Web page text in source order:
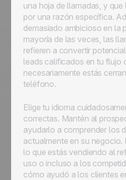
una hoja de llamadas, y
por una razón específica.
demasiado ambicioso en la
mayoría de las veces, las
refieren a convertir
leads calificados en tu flujo
necesariamente estás
teléfono.
Elige tu idioma
correctas. Mantén al
ayudarlo a comprender los
actualmente en su
lo que estás vendiendo al
uso o incluso a los
cómo ayudó a los clientes